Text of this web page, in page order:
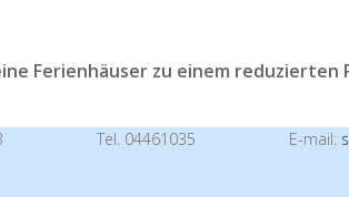
Ferienhäuser zu einem reduzierten
Tel. 04461035 E-mail: